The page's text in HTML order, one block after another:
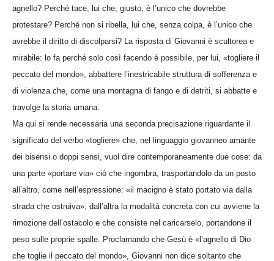
agnello? Perché tace, lui che, giusto, è l’unico che dovrebbe
protestare? Perché non si ribella, lui che, senza colpa, è l’unico che
avrebbe il diritto di discolparsi? La risposta di Giovanni è scultorea e
mirabile: lo fa perché solo così facendo è possibile, per lui, «togliere il
peccato del mondo», abbattere l’inestricabile struttura di sofferenza e
di violenza che, come una montagna di fango e di detriti, si abbatte e
travolge la storia umana.
Ma qui si rende necessaria una seconda precisazione riguardante il
significato del verbo «togliere» che, nel linguaggio giovanneo amante
dei bisensi o doppi sensi, vuol dire contemporaneamente due cose: da
una parte «portare via» ciò che ingombra, trasportandolo da un posto
all’altro, come nell’espressione: «il macigno è stato portato via dalla
strada che ostruiva»; dall’altra la modalità concreta con cui avviene la
rimozione dell’ostacolo e che consiste nel caricarselo, portandone il
peso sulle proprie spalle. Proclamando che Gesù è «l’agnello di Dio
che toglie il peccato del mondo», Giovanni non dice soltanto che